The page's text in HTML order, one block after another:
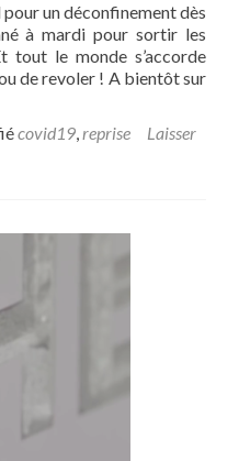
pour un déconfinement dès
à mardi pour sortir les
tout le monde s’accorde
de revoler ! A bientôt sur
covid19,reprise
Laisser